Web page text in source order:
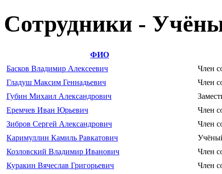
Сотрудники -
ФИО
Басков Владимир Алексеевич
Член
Гладуш Максим Геннадьевич
Член
Губин Михаил Александрович
Еремчев Иван Юрьевич
Член
Зибров Сергей Александрович
Член
Каримуллин Камиль Равкатович
Козловский Владимир Иванович
Член
Куракин Вячеслав Григорьевич
Член